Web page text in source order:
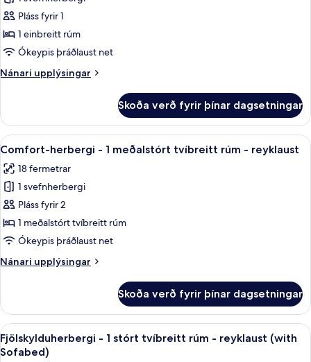
sjávarsýn
(Twin
bed
request)
herbergi
-
1
einbreitt
rúm
Pláss fyrir 1
1 einbreitt rúm
Ókeypis þráðlaust net
Nánari upplýsingar
Nánari
herbergi
1
rúm
Skoða verð fyrir þínar dagsetningar
Skoða
allar
myndir
fyrir
Comfort-
herbergi
-
meðalstórt
reyklaust
Comfort-herbergi - 1 meðalstórt
8
Comfort-herbergi - 1 meðalstórt tvíbreitt rúm - reyklaust
18 fermetrar
1 svefnherbergi
Pláss fyrir 2
1 meðalstórt tvíbreitt rúm
Ókeypis þráðlaust net
Nánari upplýsingar
Nánari
herbergi
1
meðalstórt
Skoða verð fyrir þínar dagsetningar
Skoða
allar
Fjölskylduherbergi - 1 stórt tvíbreitt
5
Fjölskylduherbergi - 1 stórt tvíbreitt rúm - reyklaust (with
Sofabed)